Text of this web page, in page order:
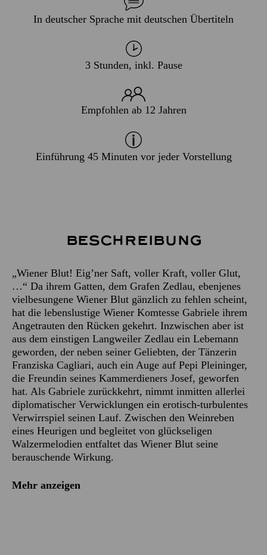
In deutscher Sprache mit deutschen Übertiteln
3 Stunden, inkl. Pause
Empfohlen ab 12 Jahren
Einführung 45 Minuten vor jeder Vorstellung
Beschreibung
„Wiener Blut! Eig’ner Saft, voller Kraft, voller Glut,
…“ Da ihrem Gatten, dem Grafen Zedlau, ebenjenes
vielbesungene Wiener Blut gänzlich zu fehlen scheint,
hat die lebenslustige Wiener Komtesse Gabriele ihrem
Angetrauten den Rücken gekehrt. Inzwischen aber ist
aus dem einstigen Langweiler Zedlau ein Lebemann
geworden, der neben seiner Geliebten, der Tänzerin
Franziska Cagliari, auch ein Auge auf Pepi Pleininger,
die Freundin seines Kammerdieners Josef, geworfen
hat. Als Gabriele zurückkehrt, nimmt inmitten allerlei
diplomatischer Verwicklungen ein erotisch-turbulentes
Verwirrspiel seinen Lauf. Zwischen den Weinreben
eines Heurigen und begleitet von glückseligen
Walzermelodien entfaltet das Wiener Blut seine
berauschende Wirkung.
Mehr anzeigen